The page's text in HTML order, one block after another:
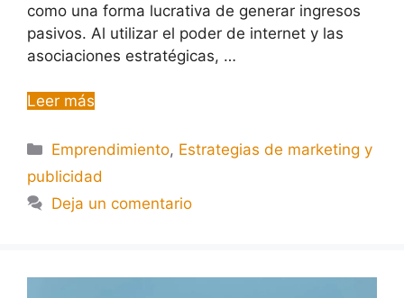
como una forma lucrativa de generar ingresos
pasivos. Al utilizar el poder de internet y las
asociaciones estratégicas, …
Leer más
Emprendimiento, Estrategias de marketing y
publicidad
Deja un comentario